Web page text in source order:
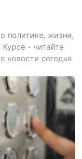
политике, жизни,
- читайте
новости сегодня